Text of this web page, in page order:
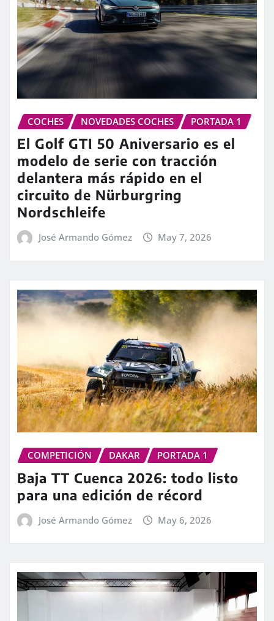
COCHES NOVEDADES COCHES PORTADA 1
El Golf GTI 50 Aniversario es el
modelo de serie con tracción
delantera más rápido en el
circuito de Nürburgring
Nordschleife
José Armando Gómez May 7, 2026
COMPETICIÓN DAKAR PORTADA 1
Baja TT Cuenca 2026: todo listo
para una edición de récord
José Armando Gómez May 6, 2026